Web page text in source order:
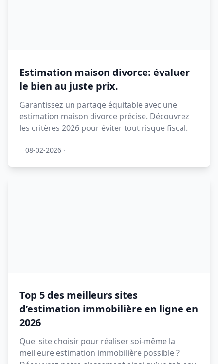
Estimation maison divorce: évaluer
le bien au juste prix.
Garantissez un partage équitable avec une
estimation maison divorce précise. Découvrez
les critères 2026 pour éviter tout risque fiscal.
08-02-2026 ·
Top 5 des meilleurs sites
d’estimation immobilière en ligne en
2026
Quel site choisir pour réaliser soi-même la
meilleure estimation immobilière possible ?